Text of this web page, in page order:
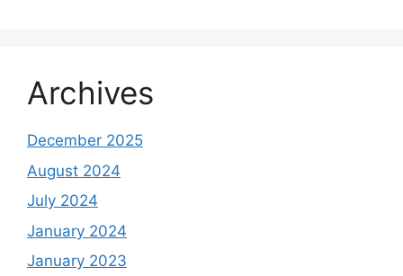
Archives
December 2025
August 2024
July 2024
January 2024
January 2023